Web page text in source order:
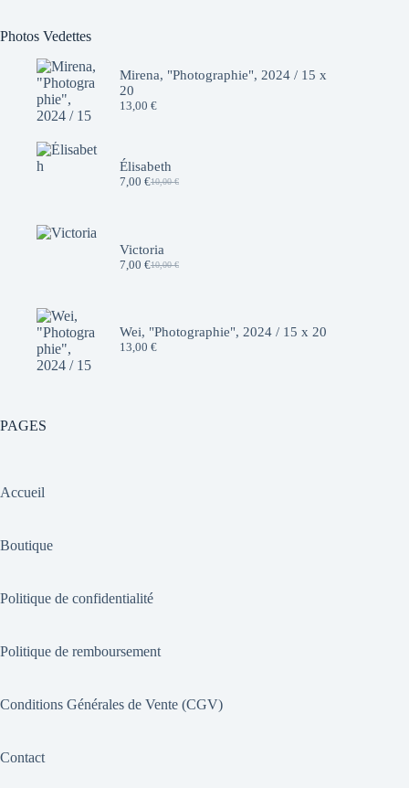
Photos Vedettes
Mirena, "Photographie", 2024 / 15 x
20
13,00 €
Élisabeth
10,00€
Le
10,00 €.
7,00 €Le
7,00 €.
Victoria
10,00€
Le
10,00 €.
7,00 €Le
7,00 €.
Wei, "Photographie", 2024 / 15 x 20
13,00 €
PAGES
Accueil
Boutique
Politique de confidentialité
Politique de remboursement
Conditions Générales de Vente (CGV)
Contact